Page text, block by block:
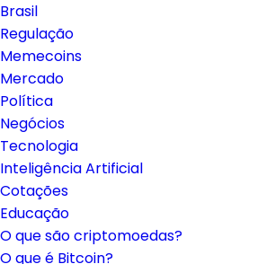
Brasil
Regulação
Memecoins
Mercado
Política
Negócios
Tecnologia
Inteligência Artificial
Cotações
Educação
O que são criptomoedas?
O que é Bitcoin?